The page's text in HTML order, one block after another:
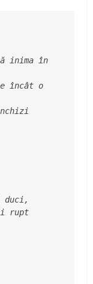
inima în
încât o
rupt